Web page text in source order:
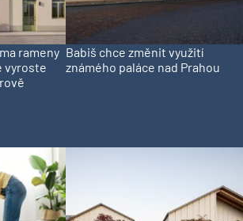
rameny
vyroste
Babiš chce změnit využití
známého paláce nad Prahou